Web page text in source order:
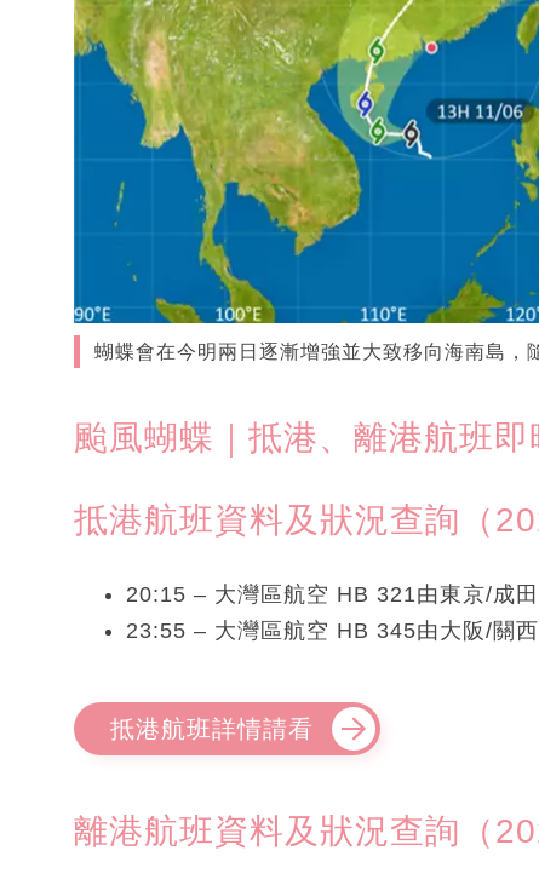
蝴蝶會在今明兩日逐漸增強並大致移向海南島，
颱風蝴蝶｜抵港、離港航班即
抵港航班資料及狀況查詢（
20:15 – 大灣區航空 HB 321由東京/成
23:55 – 大灣區航空 HB 345由大阪/關
抵港航班詳情請看
離港航班資料及狀況查詢（